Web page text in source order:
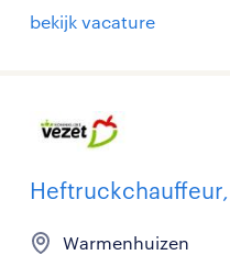
bekijk vacature
Warmenhuizen